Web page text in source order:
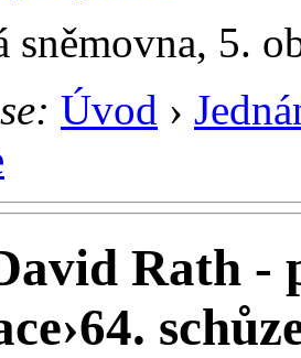
sněmovna, 5.
Úvod ›
Rath -
›64.